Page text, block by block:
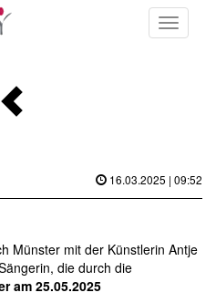
Toggle
16.03.2025 | 09:52
Münster mit der Künstlerin Antje
die durch die
am 25.05.2025